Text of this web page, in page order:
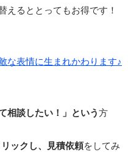
えるととってもお得です！
な表情に生まれかわります♪
相談したい！」という方
ックし、見積依頼をしてみ